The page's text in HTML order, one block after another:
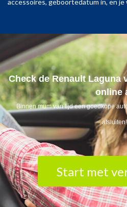
accessoires, geboortedatum in, en
Check de Renault Laguna
online
Binnen mum van tijd een goedkope
afsluiten!
Start met